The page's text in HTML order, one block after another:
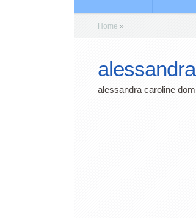
Home »
alessandra caroline